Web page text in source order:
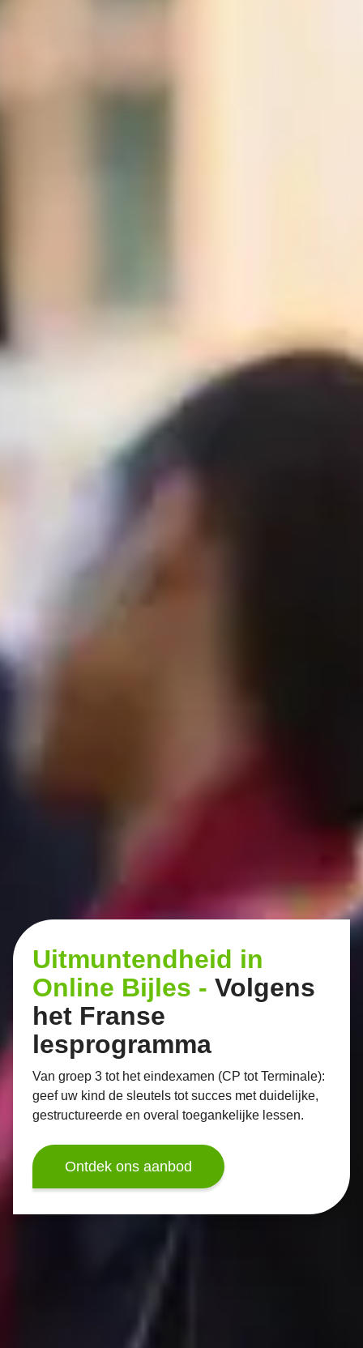
Uitmuntendheid in
Online Bijles - Volgens
het Franse
lesprogramma
Van groep 3 tot het eindexamen (CP tot Terminale):
geef uw kind de sleutels tot succes met duidelijke,
gestructureerde en overal toegankelijke lessen.
Ontdek ons aanbod